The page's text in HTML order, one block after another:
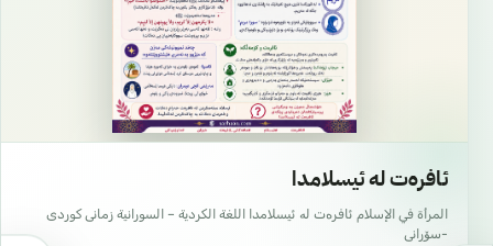
ئافرەت لە ئیسلامدا
المرأة في الإسلام ئافرەت لە ئیسلامدا اللغة الكردية – السورانية زمانی کوردی
-سۆرانی